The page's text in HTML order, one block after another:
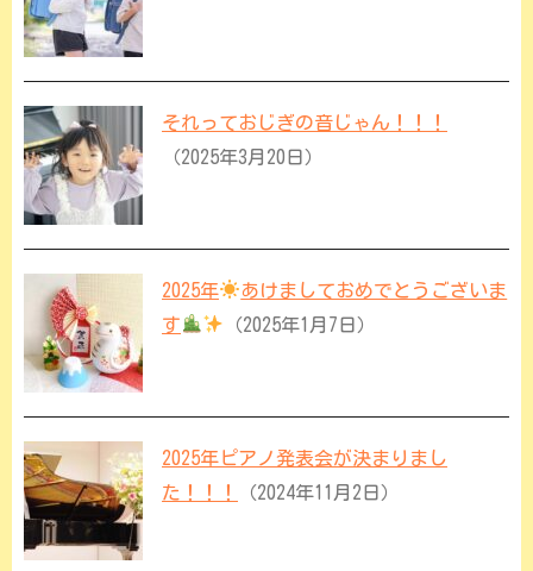
それっておじぎの音じゃん！！！
（2025年3月20日）
2025年
あけましておめでとうございま
す
（2025年1月7日）
2025年ピアノ発表会が決まりまし
た！！！
（2024年11月2日）